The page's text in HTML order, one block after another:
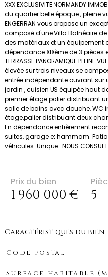
XXX EXCLUSIVITE NORMANDY
du quartier belle époque , pleine
ENGERRAN vous propose un
composé d'une Villa Balnéaire
des matériaux et un équipement
dépendance XIXème de 3 pièces
TERRASSE PANORAMIQUE PLEINE
élevée sur trois niveaux se
entrée indépendante ouvrant sur
jardin , cuisien US équipée haut
premier étage palier distribuant
salle de bains avec douche, WC
étage,palier distribuant deux
En dépendance entièrement
suites, garage et hammam.
véhicules. Unique . NOUS
Prix du bien
1 960 000 € 5
Caractéristiques du bien
Caractéristiques Valeurs
Code postal
Surface habitable